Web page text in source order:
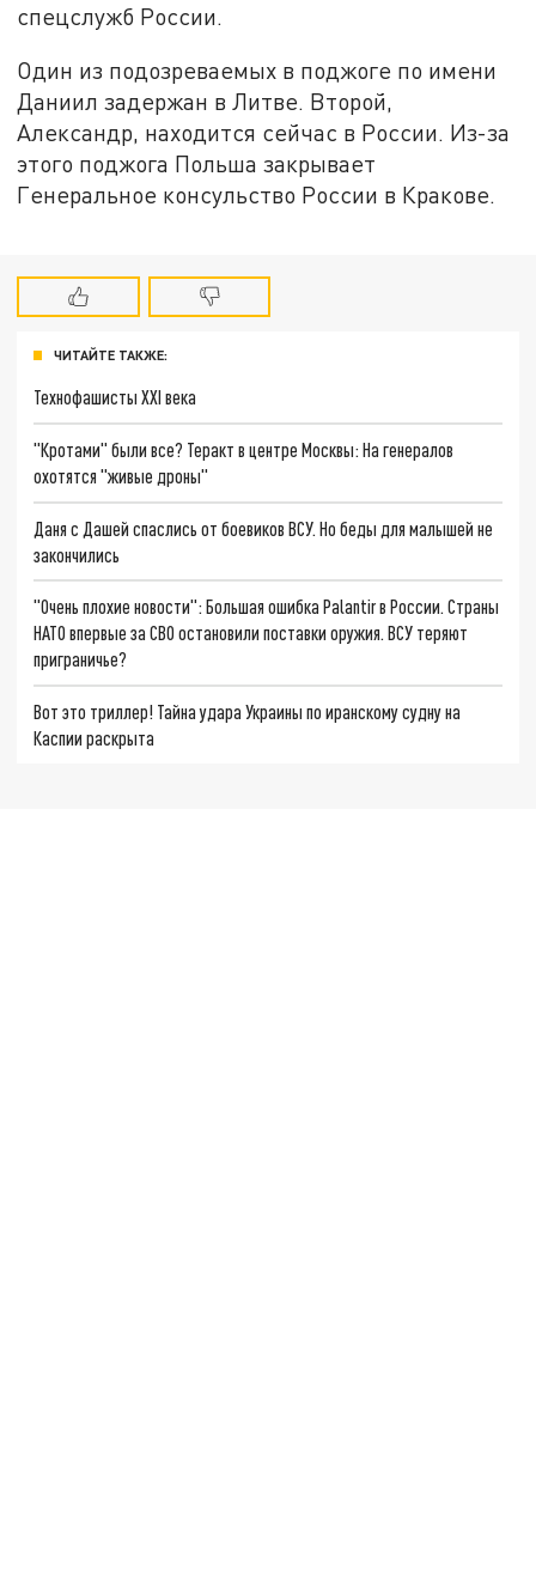
спецслужб России.
Один из подозреваемых в поджоге по имени
Даниил задержан в Литве. Второй,
Александр, находится сейчас в России. Из-за
этого поджога Польша закрывает
Генеральное консульство России в Кракове.
ЧИТАЙТЕ ТАКЖЕ:
Технофашисты XXI века
"Кротами" были все? Теракт в центре Москвы: На генералов
охотятся "живые дроны"
Даня с Дашей спаслись от боевиков ВСУ. Но беды для малышей не
закончились
"Очень плохие новости": Большая ошибка Palantir в России. Страны
НАТО впервые за СВО остановили поставки оружия. ВСУ теряют
приграничье?
Вот это триллер! Тайна удара Украины по иранскому судну на
Каспии раскрыта